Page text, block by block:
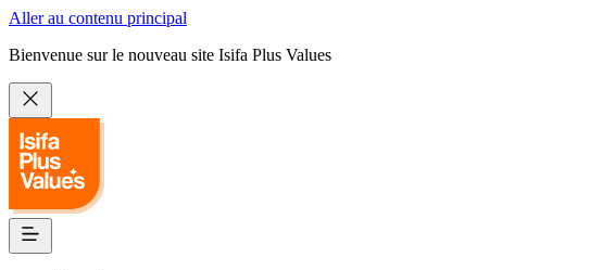
Aller au contenu principal
Bienvenue sur le nouveau site Isifa Plus Values